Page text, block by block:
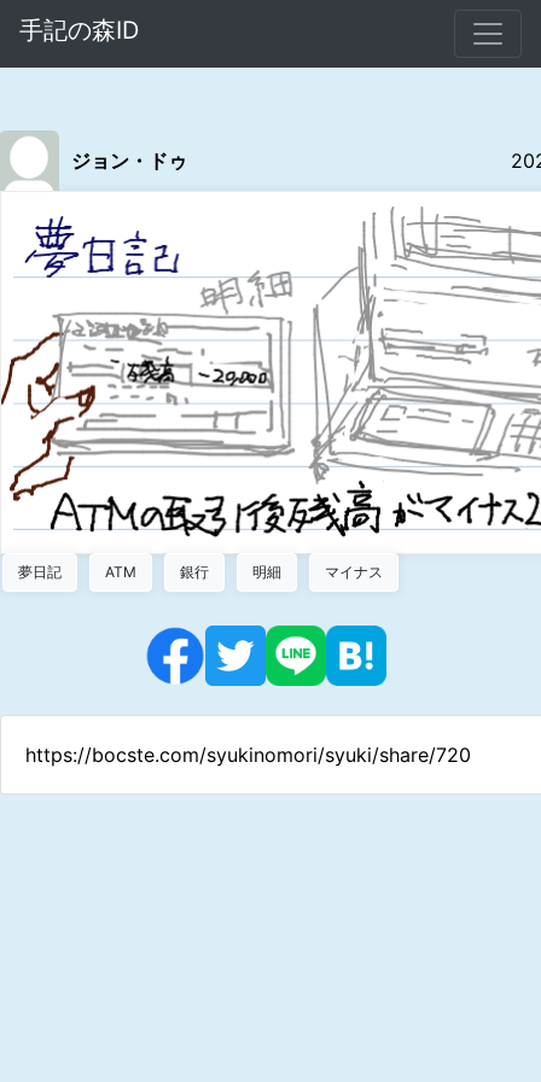
手記の森ID
ジョン・ドゥ
夢日記 ATM 銀行 明細 マイナス
https://bocste.com/syukinomori/syuki/share/720